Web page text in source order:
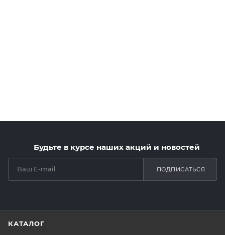
Будьте в курсе наших акций и новостей
ПОДПИСАТЬСЯ
КАТАЛОГ